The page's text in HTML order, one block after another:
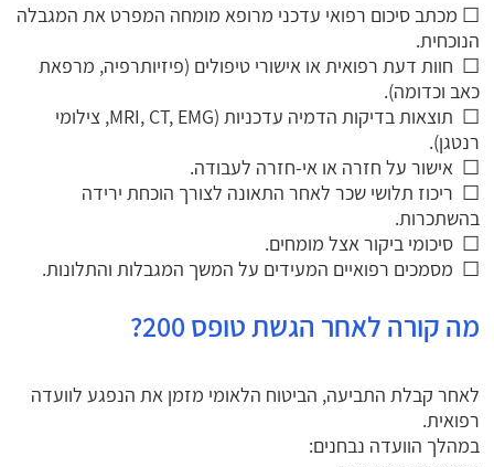
☐ מכתב סיכום רפואי עדכני מרופא מומחה המפרט את המגבלה
הנוכחית.
☐ חוות דעת רפואית או אישורי טיפולים (פיזיותרפיה, מרפאת
כאב וכדומה).
☐ תוצאות בדיקות הדמיה עדכניות (MRI, CT, EMG, צילומי
רנטגן).
☐ אישור על חזרה או אי-חזרה לעבודה.
☐ ריכוז תלושי שכר לאחר התאונה לצורך הוכחת ירידה
בהשתכרות.
☐ סיכומי ביקור אצל מומחים.
☐ מסמכים רפואיים המעידים על המשך המגבלות והתלונות.
מה קורה לאחר הגשת טופס 200?
לאחר קבלת התביעה, הביטוח הלאומי מזמן את הנפגע לוועדה
רפואית.
במהלך הוועדה נבחנים: